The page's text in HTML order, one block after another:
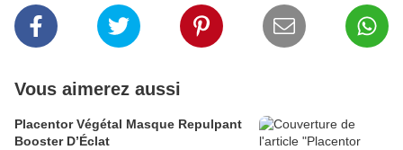
Vous aimerez aussi
Placentor Végétal Masque Repulpant
Booster D’Éclat